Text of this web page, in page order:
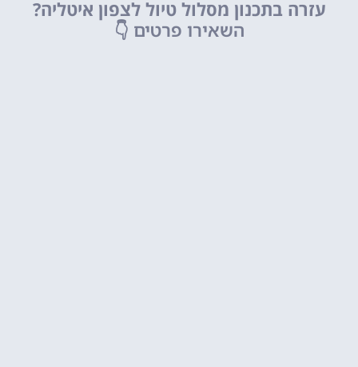
עזרה בתכנון מסלול טיול לצפון איטליה?
השאירו פרטים 👇